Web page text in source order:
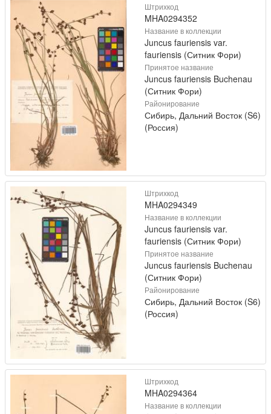
Штрихкод
MHA0294352
Название в коллекции
Juncus fauriensis var.
fauriensis (Ситник Фори)
Принятое название
Juncus fauriensis Buchenau
(Ситник Фори)
Районирование
Сибирь, Дальний Восток (S6)
(Россия)
Штрихкод
MHA0294349
Название в коллекции
Juncus fauriensis var.
fauriensis (Ситник Фори)
Принятое название
Juncus fauriensis Buchenau
(Ситник Фори)
Районирование
Сибирь, Дальний Восток (S6)
(Россия)
Штрихкод
MHA0294364
Название в коллекции